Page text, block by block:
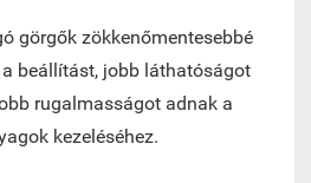
görgők zökkenőmentesebbé
beállítást, jobb láthatóságot
rugalmasságot adnak a
kezeléséhez.